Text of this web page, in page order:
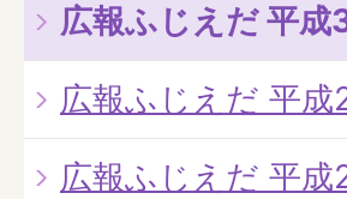
広報ふじえだ 平成
広報ふじえだ 平成
広報ふじえだ 平成